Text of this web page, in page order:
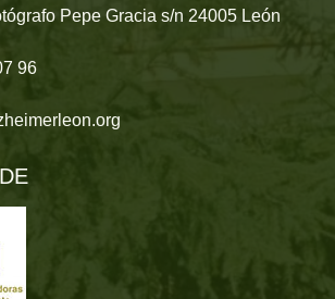
Pepe Gracia s/n 24005 León
96